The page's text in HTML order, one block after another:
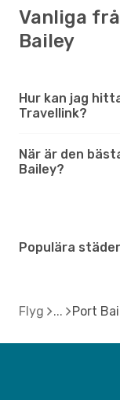
Vanliga
Bailey
Hur kan jag
Travellink?
När är den
Bailey?
Populära städer
Flyg Port